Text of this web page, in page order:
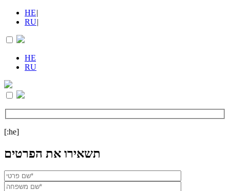
HE|
RU|
HE
RU
[:he]
תשאירו את הפרטים